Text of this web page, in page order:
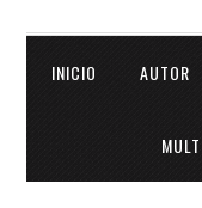
INICIO AUTOR